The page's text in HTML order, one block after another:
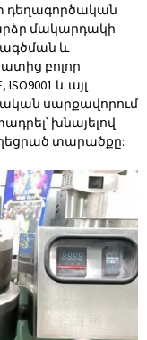
դեղագործական
մակարդակի
և
բոլոր
և այլ
սարքավորում
խնայելով
տարածքը: